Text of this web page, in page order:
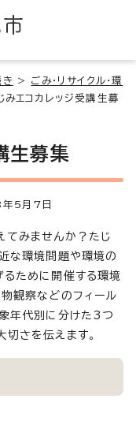
き > ごみ・リサイクル・環
みエコカレッジ受講生募
生募集
5月7日
てみませんか？たじ
な環境問題や環境の
るために開催する環境
観察などのフィール
年代別に分けた3つ
さを伝えます。